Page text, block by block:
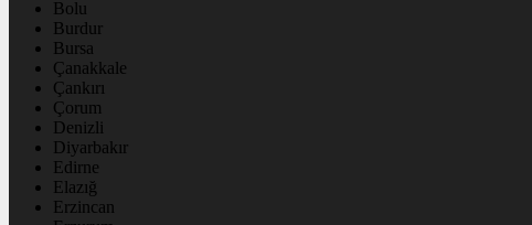
Bolu
Burdur
Bursa
Çanakkale
Çankırı
Çorum
Denizli
Diyarbakır
Edirne
Elazığ
Erzincan